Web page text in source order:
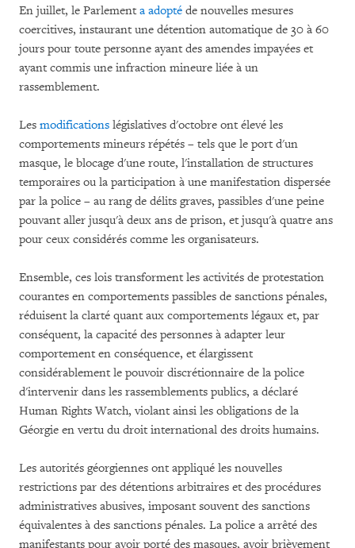
En juillet, le Parlement a adopté de nouvelles mesures
coercitives, instaurant une détention automatique de 30 à 60
jours pour toute personne ayant des amendes impayées et
ayant commis une infraction mineure liée à un
rassemblement.
Les modifications législatives d'octobre ont élevé les
comportements mineurs répétés – tels que le port d'un
masque, le blocage d'une route, l'installation de structures
temporaires ou la participation à une manifestation dispersée
par la police – au rang de délits graves, passibles d'une peine
pouvant aller jusqu'à deux ans de prison, et jusqu'à quatre ans
pour ceux considérés comme les organisateurs.
Ensemble, ces lois transforment les activités de protestation
courantes en comportements passibles de sanctions pénales,
réduisent la clarté quant aux comportements légaux et, par
conséquent, la capacité des personnes à adapter leur
comportement en conséquence, et élargissent
considérablement le pouvoir discrétionnaire de la police
d'intervenir dans les rassemblements publics, a déclaré
Human Rights Watch, violant ainsi les obligations de la
Géorgie en vertu du droit international des droits humains.
Les autorités géorgiennes ont appliqué les nouvelles
restrictions par des détentions arbitraires et des procédures
administratives abusives, imposant souvent des sanctions
équivalentes à des sanctions pénales. La police a arrêté des
manifestants pour avoir porté des masques, avoir brièvement